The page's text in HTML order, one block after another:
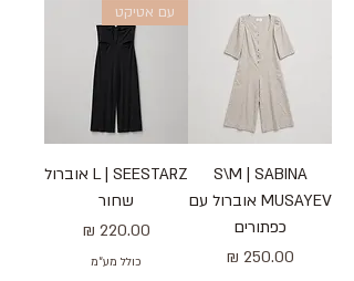
S\M | SABINA
MUSAYEV אוברול עם
כפתורים
מחיר
עם אטיקט
L | SEESTARZ אוברול
שחור
מחיר
כולל מע״מ